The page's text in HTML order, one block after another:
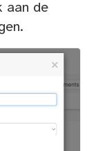
aan de